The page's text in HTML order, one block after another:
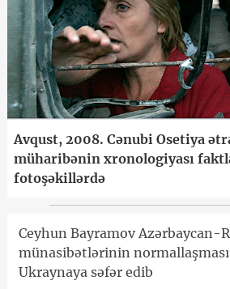
Avqust, 2008. Cənubi Osetiya
müharibənin xronologiyası
fotoşəkillərdə
Ceyhun Bayramov Azərbaycan-
münasibətlərinin
Ukraynaya səfər edib